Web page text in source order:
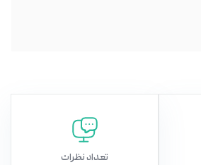
تعداد نظرات